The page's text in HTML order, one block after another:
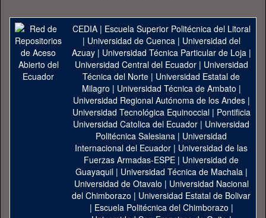
CEDIA| Escuela Superior Politécnica del Litoral
| Universidad de Cuenca| Universidad del
Azuay| Universidad Técnica Particular de Loja|
Universidad Central del Ecuador| Universidad
Técnica del Norte | Universidad Estatal de
Milagro | Universidad Técnica de Ambato |
Universidad Regional Autónoma de los Andes|
Universidad Tecnológica Equinoccial| Pontificia
Universidad Catolica del Ecuador | Universidad
Politécnica Salesiana | Universidad
Internacional del Ecuador | Universidad de las
Fuerzas Armadas-ESPE | Universidad de
Guayaquil| Universidad Técnica de Machala|
Universidad de Otavalo | Universidad Nacional
del Chimborazo | Universidad Estatal de Bolivar
| Escuela Politécnica del Chimborazo |